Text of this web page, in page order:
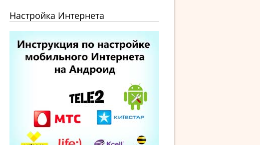
Настройка Интернета